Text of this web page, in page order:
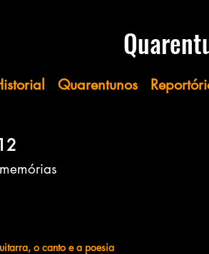
Quarentunos
o canto e a poesia